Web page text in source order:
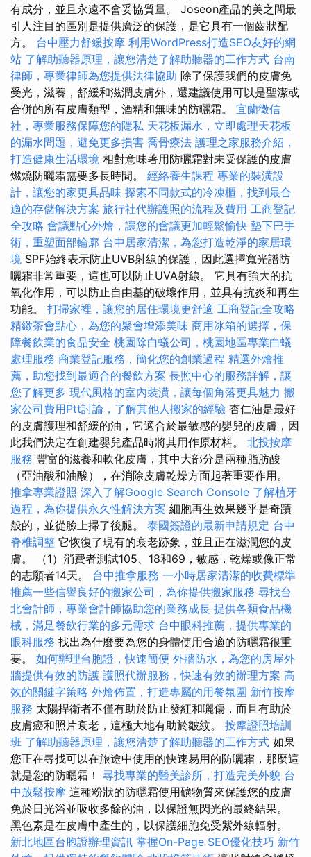
有成分，並且永遠不會妥協質量。 Joseon產品的美之間最
引人注目的區別是提供廣泛的保護，是它具有一個齒狀配
方。 台中壓力舒緩按摩 利用WordPress打造SEO友好的網
站 了解助聽器原理，讓您清楚了解助聽器的工作方式 台南
律師，專業律師為您提供法律協助 除了保護我們的皮膚免
受光，滋養，舒緩和滋潤皮膚外，還建議使用可以是聖潔或
合併的所有皮膚類型，酒精和無味的防曬霜。 宜蘭徵信
社，專業服務保障您的隱私 天花板漏水，立即處理天花板
的漏水問題，避免更多損害 喬骨療法 護理之家服務介紹，
打造健康生活環境 相對意味著用防曬霜對未受保護的皮膚
燃燒防曬霜需要多長時間。 經絡養生課程 專業的裝潢設
計，讓您的家更具品味 探索不同款式的冷凍櫃，找到最合
適的存儲解決方案 旅行社代辦護照的流程及費用 工商登記
全攻略 會議點心外燴，讓您的會議更加輕鬆愉快 墊下巴手
術，重塑面部輪廓 台中居家清潔，為您打造乾淨的家居環
境 SPF始終表示防止UVB射線的保護，因此選擇寬光譜防
曬霜非常重要，這也可以防止UVA射線。 它具有強大的抗
氧化作用，可以防止自由基的破壞作用，並具有抗炎和再生
功能。 打掃家裡，讓您的居住環境更舒適 工商登記全攻略
精緻茶會點心，為您的聚會增添美味 商用冰箱的選擇，保
障餐飲業的食品安全 桃園除白蟻公司，桃園地區專業白蟻
處理服務 商業登記服務，簡化您的創業過程 精選外燴推
薦，助您找到最適合的餐飲方案 長照中心的服務詳解，讓
您了解更多 現代風格的室內裝潢，讓每個角落更具魅力 搬
家公司費用Ptt討論，了解其他人搬家的經驗 杏仁油是最好
的皮膚護理和舒緩的油，它適合於最敏感的嬰兒的皮膚，因
此我們決定在創建嬰兒產品時將其用作原材料。 北投按摩
服務 豐富的滋養和軟化皮膚，其中大部分是兩種脂肪酸
（亞油酸和油酸），在消除皮膚乾燥方面起著重要作用。
推拿專業證照 深入了解Google Search Console 了解植牙
過程，為你提供永久性解決方案 細胞再生效果幾乎是奇蹟
般的，並從臉上掃了後腿。 泰國簽證的最新申請規定 台中
脊椎調整 它恢復了現有的衰老跡象，並且正在滋潤您的皮
膚。 （1）消費者測試105、18和69，敏感，乾燥或像正常
的志願者14天。 台中推拿服務 一小時居家清潔的收費標準
推薦一些信譽良好的搬家公司，為你提供搬家服務 尋找台
北會計師，專業會計師協助您的業務成長 提供各類食品機
械，滿足餐飲行業的多元需求 台中眼科推薦，提供專業的
眼科服務 找出為什麼要為您的身體使用合適的防曬霜很重
要。 如何辦理台胞證，快速簡便 外牆防水，為您的房屋外
牆提供有效的防護 護照代辦服務，快速有效的辦理方案 高
效的關鍵字策略 外燴佈置，打造專屬的用餐氛圍 新竹按摩
服務 太陽捍衛者不僅有助於防止發紅和曬傷，而且有助於
皮膚癌和照片衰老，這極大地有助於皺紋。 按摩證照培訓
班 了解助聽器原理，讓您清楚了解助聽器的工作方式 如果
您正在尋找可以在旅途中使用的快速易用的防曬霜，那麼這
就是您的防曬霜！ 尋找專業的醫美診所，打造完美外貌 台
中放鬆按摩 這種粉狀的防曬霜使用礦物質來保護您的皮膚
免於日光浴並吸收多餘的油，以保證無閃光的最終結果。
黑色素是在皮膚中產生的，以保護細胞免受紫外線輻射。
新北地區台胞證辦理資訊 掌握On-Page SEO優化技巧 新竹